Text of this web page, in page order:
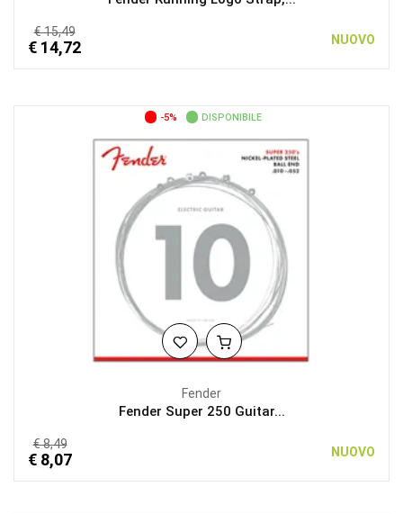
€ 15,49
€ 14,72 NUOVO
-5% DISPONIBILE
Fender
Fender Super 250 Guitar...
€ 8,49
€ 8,07 NUOVO